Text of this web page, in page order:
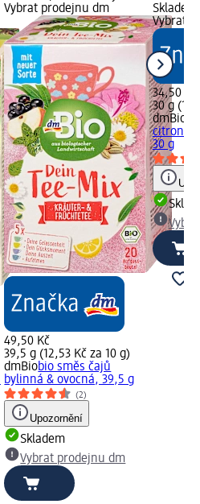
Vybrat prodejnu dm
49,50 Kč
39,5 g (12,53 Kč za 10 g)
dmBiobio směs čajů
bylinná & ovocná, 39,5 g
(2)
Upozornění
Skladem
Vybrat prodejnu dm
Vybrat
34,50 Kč
30 g
dmBio
30 g